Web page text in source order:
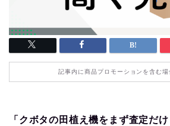
記事内に商品プロモーションを含む
「クボタの田植え機をまず査定だけ